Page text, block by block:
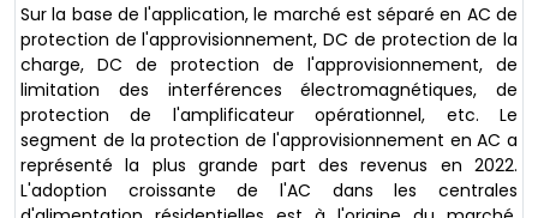
Sur la base de l'application, le marché est séparé en AC de
protection de l'approvisionnement, DC de protection de la
charge, DC de protection de l'approvisionnement, de
limitation des interférences électromagnétiques, de
protection de l'amplificateur opérationnel, etc. Le
segment de la protection de l'approvisionnement en AC a
représenté la plus grande part des revenus en 2022.
L'adoption croissante de l'AC dans les centrales